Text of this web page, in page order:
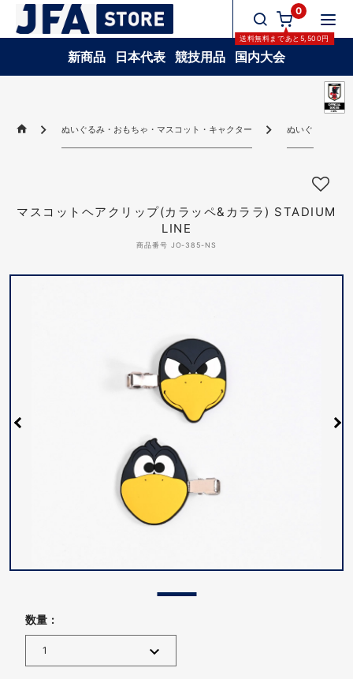
0
送料無料まであと 5,500円
新商品 日本代表 競技用品 国内大会
ぬいぐるみ・おもちゃ・マスコット・キャクター ぬいぐるみ・お
マスコットヘアクリップ(カラッペ&カララ) STADIUM
LINE
商品番号 JO-385-NS
数量 :